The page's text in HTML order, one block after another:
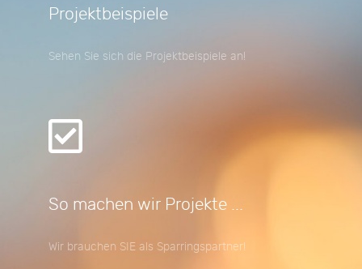
Projektbeispiele
Sehen Sie sich die Projektbeispiele an!
So machen wir Projekte ...
Wir brauchen SIE als Sparringspartner!